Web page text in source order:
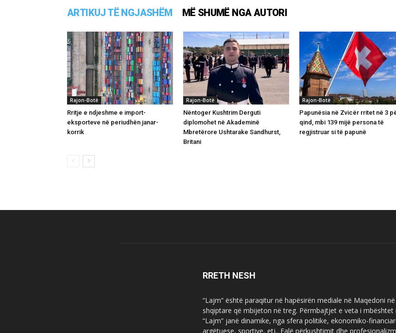
ARTIKUJ TË NGJASHËM MË SHUMË NGA AUTORI
Rajon-Botë
Rritje e ndjeshme e import-
eksporteve në periudhën janar-
korrik
Rajon-Botë
Nëntoger Kushtrim Derguti
diplomohet në Akademinë
Mbretërore Ushtarake Sandhurst,
Britani
Rajon-Botë
Papunësia në Zvicër rritet në 3
qind, mbi 139 mijë persona të
regjistruar si të papunë
RRETH NESH
“Lajm” është paraqitur në hapësirën mediale në Maqedoni
shqiptare që mbijeton në treg. Përmbajtjet e veta i
“Lajm” janë dinamike, nga sfera politike, ekonomiko-
argëtuese, sportive, etj.. Falë përkushtimit dhe